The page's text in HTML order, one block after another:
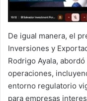
De igual manera, el
Inversiones y
Rodrigo Ayala,
operaciones,
entorno regulatorio
para empresas